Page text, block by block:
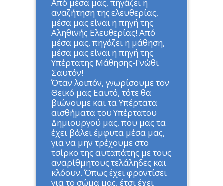
Από μέσα μας, πηγάζει η
αναζήτηση της ελευθερίας,
μέσα μας είναι η πηγή της
Αληθινής Ελευθερίας! Από
μέσα μας, πηγάζει η μάθηση,
μέσα μας είναι η πηγή της
Υπέρτατης Μάθησης-Γνώθι
Σαυτόν!
Όταν λοιπόν, γνωρίσουμε τον
Θεϊκό μας Εαυτό, τότε θα
βιώνουμε και τα Υπέρτατα
αισθήματα του Υπέρτατου
Δημιουργού μας, που μας τα
έχει βάλει έμφυτα μέσα μας,
για να μην τρέχουμε στο
τσίρκο της αυταπάτης με τους
αναρίθμητους τελάληδες και
κλόουν. Όπως έχει φροντίσει
για το σώμα μας, έτσι έχει